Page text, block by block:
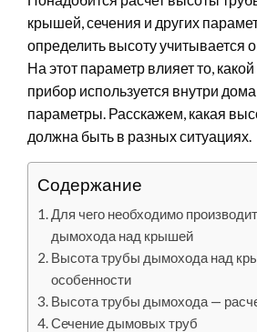
крышей, сечения и других
определить высоту учитывается
На этот параметр влияет то,
прибор используется внутри
параметры. Расскажем, какая
должна быть в разных ситуациях.
Содержание
Для чего необходимо
дымохода над крышей
Высота трубы дымохода над
особенности
Высота трубы дымохода —
Сечение дымовых труб